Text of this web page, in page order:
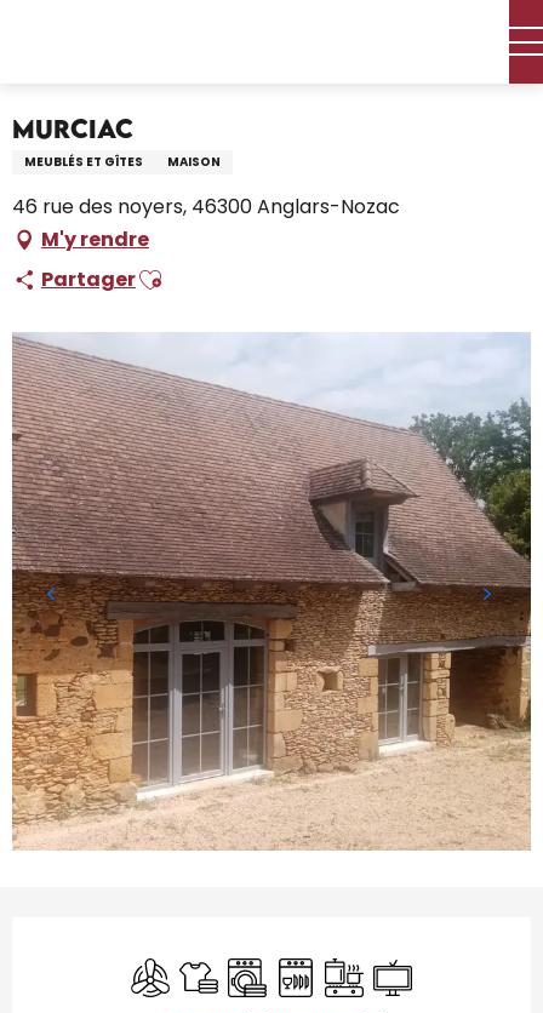
Murciac
MEUBLÉS ET GÎTES MAISON
46 rue des noyers, 46300 Anglars-Nozac
M'y rendre
PartagerAjouter aux favoris
Air conditionné
Draps et linge
Lave lingeLave vaisselle
Plaque de cuisson
Télévision